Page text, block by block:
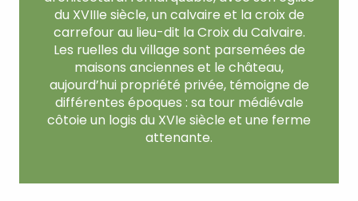
du XVIIIe siècle, un calvaire et la croix de
carrefour au lieu-dit la Croix du Calvaire.
Les ruelles du village sont parsemées de
maisons anciennes et le château,
aujourd’hui propriété privée, témoigne de
différentes époques : sa tour médiévale
côtoie un logis du XVIe siècle et une ferme
attenante.